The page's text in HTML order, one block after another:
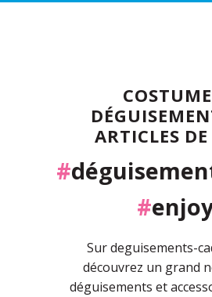
ARTICLES DE
#
#
Sur deguisements-
découvrez un grand
déguisements et